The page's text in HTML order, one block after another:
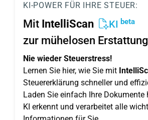
KI-POWER FÜR IHRE STEUER:
Mit IntelliScan KI beta
zur mühelosen
Nie wieder Steuerstress!
Lernen Sie hier, wie Sie mit
Steuererklärung schneller und
Laden Sie einfach Ihre Dokumente
KI erkennt und verarbeitet alle